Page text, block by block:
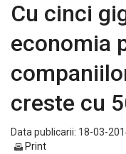
Cu cinci
economia
creste cu
Data publicarii: 18-03-
Print